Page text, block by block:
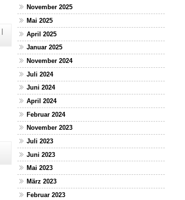
November 2025
Mai 2025
April 2025
Januar 2025
November 2024
Juli 2024
Juni 2024
April 2024
Februar 2024
November 2023
Juli 2023
Juni 2023
Mai 2023
März 2023
Februar 2023